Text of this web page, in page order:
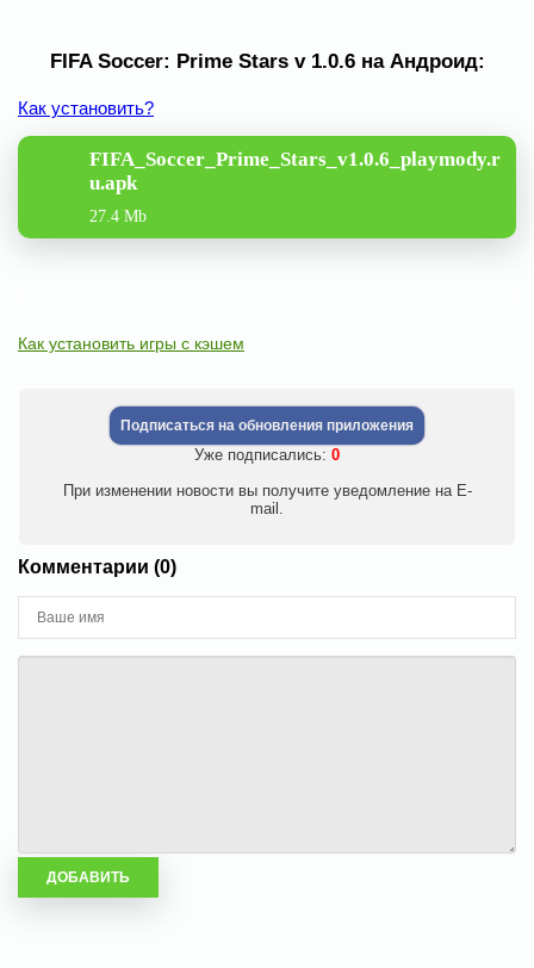
FIFA Soccer: Prime Stars v 1.0.6 на Андроид:
Как установить?
FIFA_Soccer_Prime_Stars_v1.0.6_playmody.r
u.apk
27.4 Mb
Как установить игры с кэшем
Подписаться на обновления приложения
Уже подписались: 0
При изменении новости вы получите уведомление на E-
mail.
Комментарии (0)